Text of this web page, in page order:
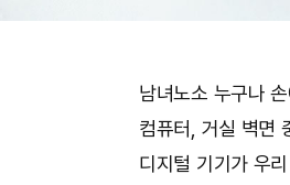
남녀노소 누구나
컴퓨터, 거실 벽면
디지털 기기가 우